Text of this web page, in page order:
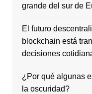
grande del sur de
El futuro
blockchain está
decisiones
¿Por qué algunas
la oscuridad?